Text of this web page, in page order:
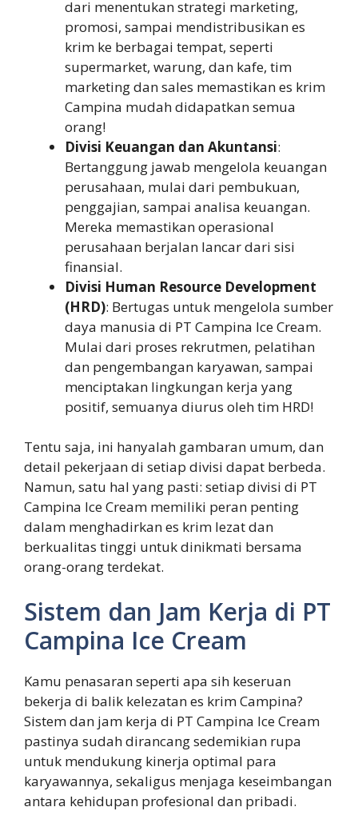
dari menentukan strategi marketing,
promosi, sampai mendistribusikan es
krim ke berbagai tempat, seperti
supermarket, warung, dan kafe, tim
marketing dan sales memastikan es krim
Campina mudah didapatkan semua
orang!
Divisi Keuangan dan Akuntansi:
Bertanggung jawab mengelola keuangan
perusahaan, mulai dari pembukuan,
penggajian, sampai analisa keuangan.
Mereka memastikan operasional
perusahaan berjalan lancar dari sisi
finansial.
Divisi Human Resource Development
(HRD): Bertugas untuk mengelola sumber
daya manusia di PT Campina Ice Cream.
Mulai dari proses rekrutmen, pelatihan
dan pengembangan karyawan, sampai
menciptakan lingkungan kerja yang
positif, semuanya diurus oleh tim HRD!
Tentu saja, ini hanyalah gambaran umum, dan
detail pekerjaan di setiap divisi dapat berbeda.
Namun, satu hal yang pasti: setiap divisi di PT
Campina Ice Cream memiliki peran penting
dalam menghadirkan es krim lezat dan
berkualitas tinggi untuk dinikmati bersama
orang-orang terdekat.
Sistem dan Jam Kerja di PT
Campina Ice Cream
Kamu penasaran seperti apa sih keseruan
bekerja di balik kelezatan es krim Campina?
Sistem dan jam kerja di PT Campina Ice Cream
pastinya sudah dirancang sedemikian rupa
untuk mendukung kinerja optimal para
karyawannya, sekaligus menjaga keseimbangan
antara kehidupan profesional dan pribadi.